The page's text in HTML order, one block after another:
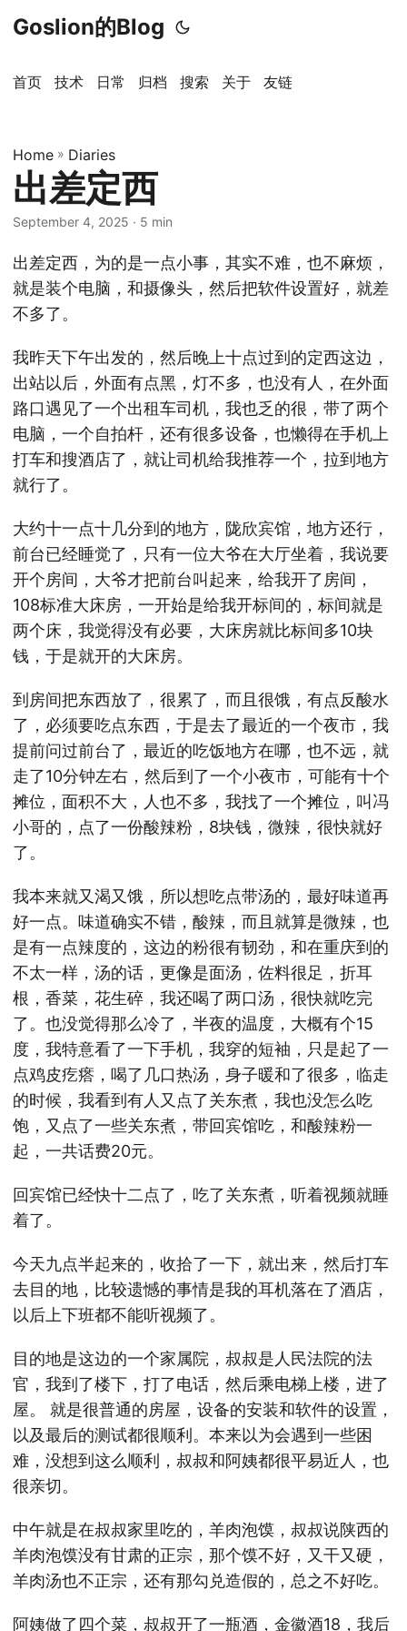
Goslion的Blog
首页 技术 日常 归档 搜索 关于 友链
Home » Diaries
出差定西
September 4, 2025 · 5 min
出差定西，为的是一点小事，其实不难，也不麻烦，
就是装个电脑，和摄像头，然后把软件设置好，就差
不多了。
我昨天下午出发的，然后晚上十点过到的定西这边，
出站以后，外面有点黑，灯不多，也没有人，在外面
路口遇见了一个出租车司机，我也乏的很，带了两个
电脑，一个自拍杆，还有很多设备，也懒得在手机上
打车和搜酒店了，就让司机给我推荐一个，拉到地方
就行了。
大约十一点十几分到的地方，陇欣宾馆，地方还行，
前台已经睡觉了，只有一位大爷在大厅坐着，我说要
开个房间，大爷才把前台叫起来，给我开了房间，
108标准大床房，一开始是给我开标间的，标间就是
两个床，我觉得没有必要，大床房就比标间多10块
钱，于是就开的大床房。
到房间把东西放了，很累了，而且很饿，有点反酸水
了，必须要吃点东西，于是去了最近的一个夜市，我
提前问过前台了，最近的吃饭地方在哪，也不远，就
走了10分钟左右，然后到了一个小夜市，可能有十个
摊位，面积不大，人也不多，我找了一个摊位，叫冯
小哥的，点了一份酸辣粉，8块钱，微辣，很快就好
了。
我本来就又渴又饿，所以想吃点带汤的，最好味道再
好一点。味道确实不错，酸辣，而且就算是微辣，也
是有一点辣度的，这边的粉很有韧劲，和在重庆到的
不太一样，汤的话，更像是面汤，佐料很足，折耳
根，香菜，花生碎，我还喝了两口汤，很快就吃完
了。也没觉得那么冷了，半夜的温度，大概有个15
度，我特意看了一下手机，我穿的短袖，只是起了一
点鸡皮疙瘩，喝了几口热汤，身子暖和了很多，临走
的时候，我看到有人又点了关东煮，我也没怎么吃
饱，又点了一些关东煮，带回宾馆吃，和酸辣粉一
起，一共话费20元。
回宾馆已经快十二点了，吃了关东煮，听着视频就睡
着了。
今天九点半起来的，收拾了一下，就出来，然后打车
去目的地，比较遗憾的事情是我的耳机落在了酒店，
以后上下班都不能听视频了。
目的地是这边的一个家属院，叔叔是人民法院的法
官，我到了楼下，打了电话，然后乘电梯上楼，进了
屋。 就是很普通的房屋，设备的安装和软件的设置，
以及最后的测试都很顺利。本来以为会遇到一些困
难，没想到这么顺利，叔叔和阿姨都很平易近人，也
很亲切。
中午就是在叔叔家里吃的，羊肉泡馍，叔叔说陕西的
羊肉泡馍没有甘肃的正宗，那个馍不好，又干又硬，
羊肉汤也不正宗，还有那勾兑造假的，总之不好吃。
阿姨做了四个菜，叔叔开了一瓶酒，金徽酒18，我后